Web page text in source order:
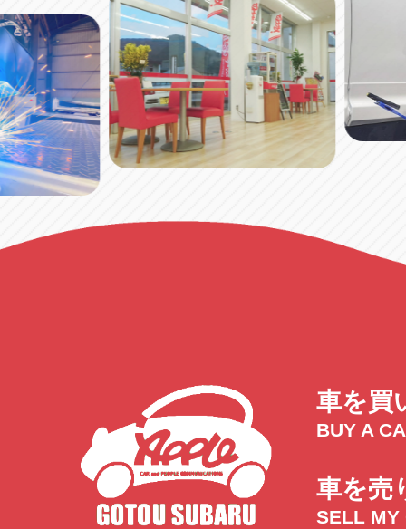
車を買
BUY A
車を売
SELL MY